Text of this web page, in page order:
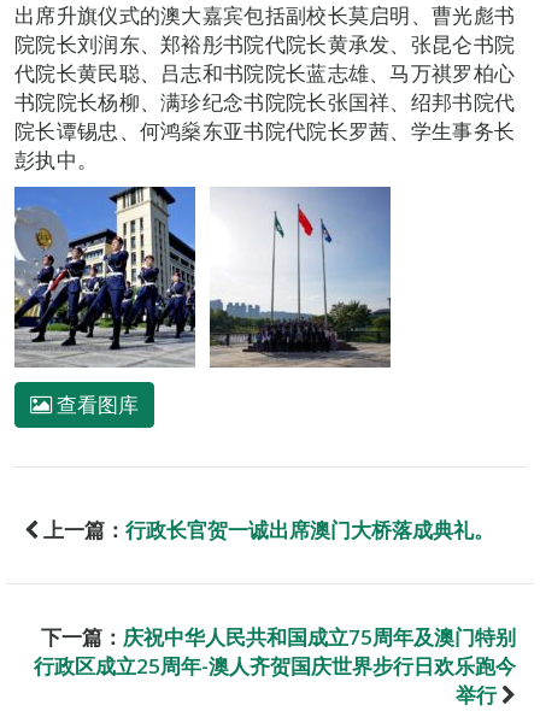
出席升旗仪式的澳大嘉宾包括副校长莫启明、曹光彪书
院院长刘润东、郑裕彤书院代院长黄承发、张昆仑书院
代院长黄民聪、吕志和书院院长蓝志雄、马万祺罗柏心
书院院长杨柳、满珍纪念书院院长张国祥、绍邦书院代
院长谭锡忠、何鸿燊东亚书院代院长罗茜、学生事务长
彭执中。
查看图库
上一篇： 行政长官贺一诚出席澳门大桥落成典礼。
下一篇： 庆祝中华人民共和国成立75周年及澳门特别
行政区成立25周年-澳人齐贺国庆世界步行日欢乐跑今
举行